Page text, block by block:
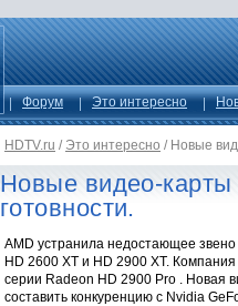
Форум Это интересно
HDTV.ru / Это интересно / Новые
Новые видео-карты
готовности.
AMD устранила недостающее
HD 2600 XT и HD 2900 XT. Компания
серии Radeon HD 2900 Pro . Новая
составить конкуренцию с Nvidia